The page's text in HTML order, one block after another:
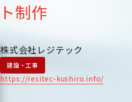
制作
株式会社レジテック
建設・工事
https://resitec-kushiro.info/